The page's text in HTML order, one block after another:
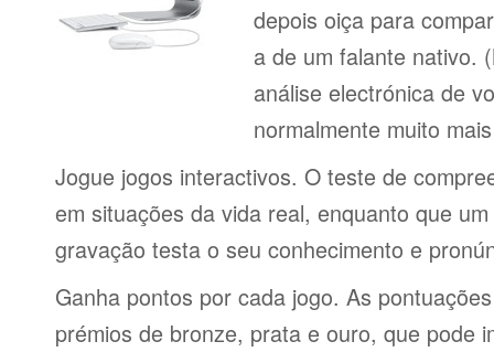
depois oiça para
a de um falante nativo.
análise electrónica de
normalmente muito
Jogue jogos interactivos. O teste de
em situações da vida real, enquanto que
gravação testa o seu conhecimento e
Ganha pontos por cada jogo. As
prémios de bronze, prata e ouro, que pode